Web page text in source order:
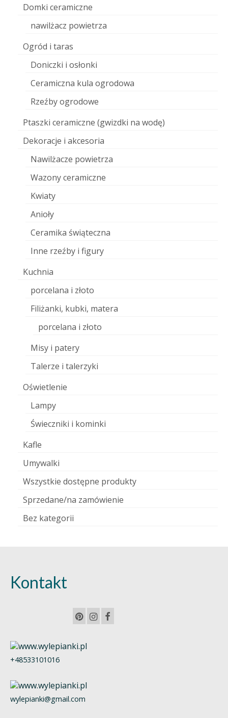
Domki ceramiczne
nawilżacz powietrza
Ogród i taras
Doniczki i osłonki
Ceramiczna kula ogrodowa
Rzeźby ogrodowe
Ptaszki ceramiczne (gwizdki na wodę)
Dekoracje i akcesoria
Nawilżacze powietrza
Wazony ceramiczne
Kwiaty
Anioły
Ceramika świąteczna
Inne rzeźby i figury
Kuchnia
porcelana i złoto
Filiżanki, kubki, matera
porcelana i złoto
Misy i patery
Talerze i talerzyki
Oświetlenie
Lampy
Świeczniki i kominki
Kafle
Umywalki
Wszystkie dostępne produkty
Sprzedane/na zamówienie
Bez kategorii
Kontakt
+48533101016
wylepianki@gmail.com